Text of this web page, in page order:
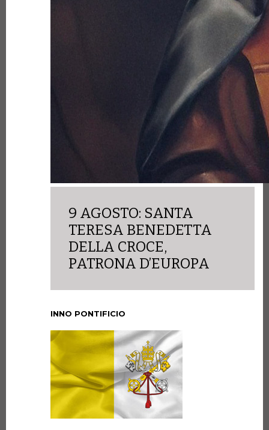
9 AGOSTO: SANTA
TERESA BENEDETTA
DELLA CROCE,
PATRONA D’EUROPA
INNO PONTIFICIO